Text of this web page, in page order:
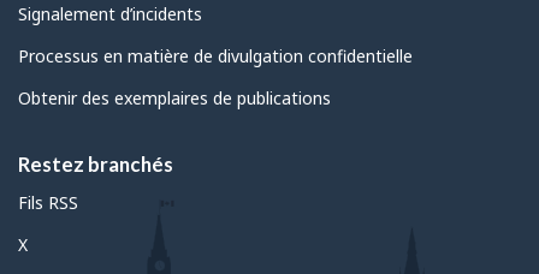
Signalement d’incidents
Processus en matière de divulgation confidentielle
Obtenir des exemplaires de publications
Restez branchés
Fils RSS
X